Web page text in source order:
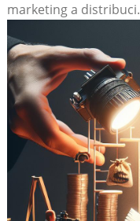
marketing a distribuci.